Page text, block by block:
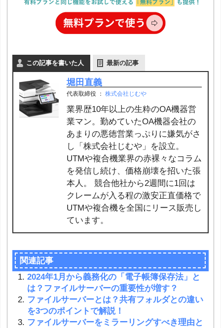
この記事を書いた人 最新の記事
堀田直義
代表取締役 ： 株式会社じむや
業界歴10年以上の生粋のOA機器営
業マン。勤めていたOA機器会社の
あまりの悪徳営業っぷりに嫌気がさ
し「株式会社じむや」を設立。
UTMや複合機業界の赤裸々なコラム
を発信し続け、価格崩壊を招いた張
本人。 競合他社から2週間に1回は
クレームが入る程の激安正直価格で
UTMや複合機を全国にリース販売し
ています。
関連記事
2024年1月から義務化の「電子帳簿保存法」と
は？ファイルサーバーの重要性が増す？
ファイルサーバーとは？共有フォルダとの違い
を3つのポイントで解説！
ファイルサーバーをミラーリングすべき理由と